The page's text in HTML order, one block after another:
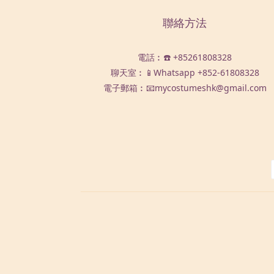
聯絡方法
電話︰☎️ +85261808328
聊天室︰📱Whatsapp +852-61808328
電子郵箱︰📧mycostumeshk@gmail.com